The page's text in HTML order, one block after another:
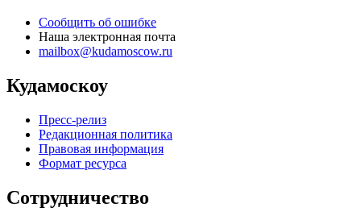
Сообщить об ошибке
Наша электронная почта
mailbox@kudamoscow.ru
Кудамоскоу
Пресс-релиз
Редакционная политика
Правовая информация
Формат ресурса
Сотрудничество